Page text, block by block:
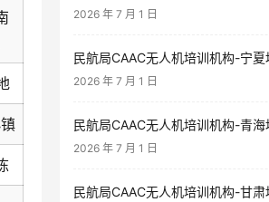
2026 年 7 月 1 日
民航局CAAC无人机培训机构-宁夏
2026 年 7 月 1 日
民航局CAAC无人机培训机构-青海
2026 年 7 月 1 日
民航局CAAC无人机培训机构-甘肃